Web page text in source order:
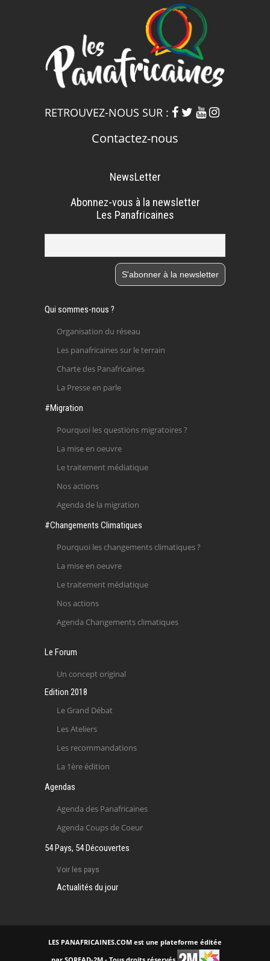
RETROUVEZ-NOUS SUR :
Contactez-nous
NewsLetter
Abonnez-vous à la newsletter
Les Panafricaines
Qui sommes-nous ?
Organisation du réseau
Les panafricaines sur le terrain
Charte des Panafricaines
La Presse en parle
#Migration
Pourquoi les questions migratoires ?
La mise en oeuvre
Le traitement médiatique
Nos actions
Agenda de la migration
#Changements Climatiques
Pourquoi les changements climatiques ?
La mise en oeuvre
Le traitement médiatique
Nos actions
Agenda Changements climatiques
Le Forum
Un concept original
Edition 2018
Le Grand Débat
Les Ateliers
Les recommandations
La 1ère édition
Agendas
Agenda des Panafricaines
Agenda Coups de Coeur
54 Pays, 54 Découvertes
Voir les pays
Actualités du jour
LES PANAFRICAINES.COM est une plateforme éditée